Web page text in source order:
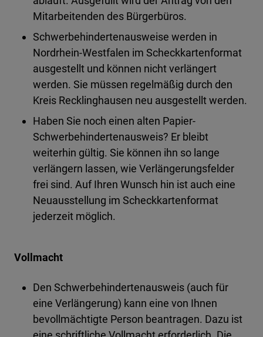
Mitarbeitenden des Bürgerbüros.
Schwerbehindertenausweise werden in
Nordrhein-Westfalen im Scheckkartenformat
ausgestellt und können nicht verlängert
werden. Sie müssen regelmäßig durch den
Kreis Recklinghausen neu ausgestellt werden.
Haben Sie noch einen alten Papier-
Schwerbehindertenausweis? Er bleibt
weiterhin gültig. Sie können ihn so lange
verlängern lassen, wie Verlängerungsfelder
frei sind. Auf Ihren Wunsch hin ist auch eine
Neuausstellung im Scheckkartenformat
jederzeit möglich.
Vollmacht
Den Schwerbehindertenausweis (auch für
eine Verlängerung) kann eine von Ihnen
bevollmächtigte Person beantragen. Dazu ist